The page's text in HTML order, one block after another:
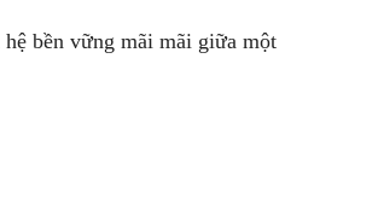
bền vững mãi mãi giữa một